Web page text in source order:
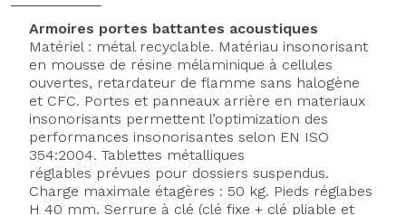
Armoires portes battantes acoustiques
Matériel : métal recyclable. Matériau insonorisant
en mousse de résine mélaminique à cellules
ouvertes, retardateur de flamme sans halogène
et CFC. Portes et panneaux arrière en materiaux
insonorisants permettent l’optimization des
performances insonorisantes selon EN ISO
354:2004. Tablettes métalliques
réglables prévues pour dossiers suspendus.
Charge maximale étagères : 50 kg. Pieds réglabes
H 40 mm. Serrure à clé (clé fixe + clé pliable et